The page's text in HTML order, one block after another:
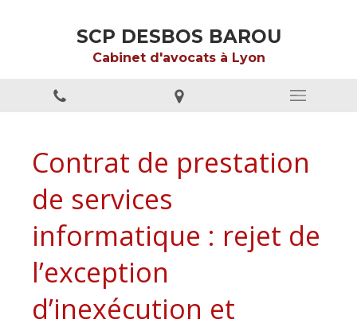
SCP DESBOS BAROU
Cabinet d'avocats à Lyon
Contrat de prestation
de services
informatique : rejet de
l’exception
d’inexécution et